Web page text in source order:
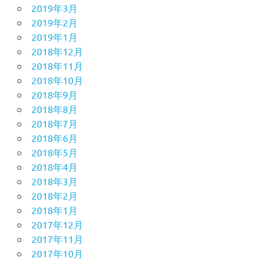
2019年3月
2019年2月
2019年1月
2018年12月
2018年11月
2018年10月
2018年9月
2018年8月
2018年7月
2018年6月
2018年5月
2018年4月
2018年3月
2018年2月
2018年1月
2017年12月
2017年11月
2017年10月